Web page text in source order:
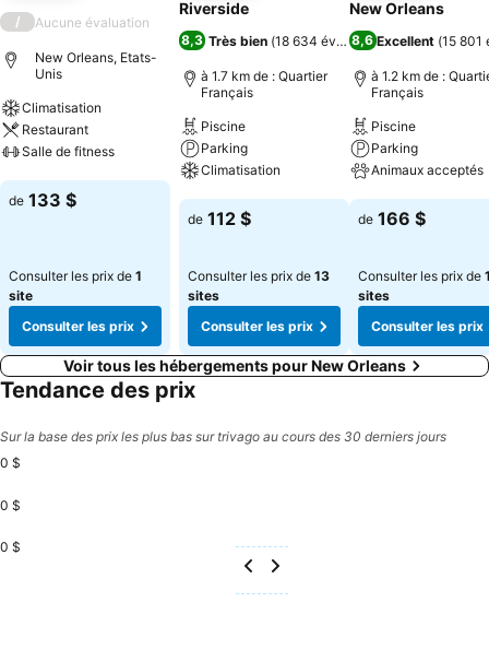
/ Aucune évaluation
New Orleans, Etats-
Unis
Climatisation
Restaurant
Salle de fitness
Consulter les prix
de 133 $
Consulter les prix de 1
site
Consulter les prix
Riverside
8,3 Très bien (18 634 évaluations)
à 1.7 km de : Quartier
Français
Piscine
Parking
Climatisation
Consulter les prix
de 112 $
Consulter les prix de 13
sites
Consulter les prix
New Orleans
8,6Excellent (15 801
à 1.2 km de :
Français
Piscine
Parking
Animaux acceptés
Consulter les
de 166 $
Consulter les prix de
sites
Consulter les prix
Voir tous les hébergements pour New Orleans
Tendance des prix
Sur la base des prix les plus bas sur trivago au cours des 30 derniers jours
0 $
0 $
0 $